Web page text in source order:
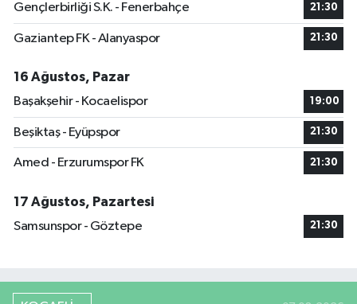
Gençlerbirliği S.K. - Fenerbahçe 21:30
Gaziantep FK - Alanyaspor 21:30
16 Ağustos, Pazar
Başakşehir - Kocaelispor
19:00
Beşiktaş - Eyüpspor 21:30
Amed - Erzurumspor FK 21:30
17 Ağustos, Pazartesi
Samsunspor - Göztepe
21:30